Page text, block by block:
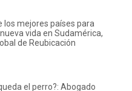
los mejores países para
vida en Sudamérica,
de Reubicación
el perro?: Abogado